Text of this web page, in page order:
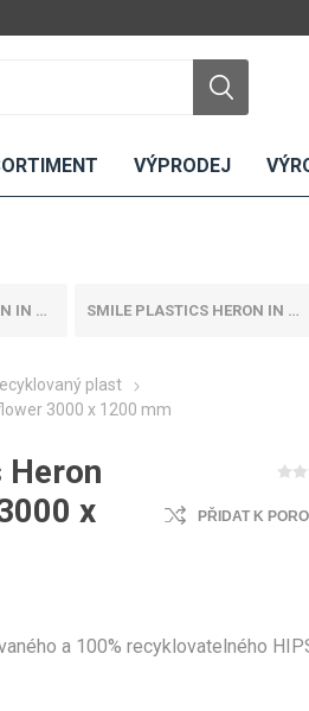
Interiérové
Laboratorní
MDF
kompakt
VÝPRODEJ
SMILE PLASTICS HERON IN DAF...
plast
3000 x 1200 mm
x
PŘIDAT K
a 100% recyklovatelného